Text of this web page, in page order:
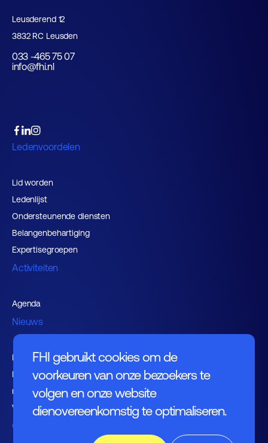
FHI gebruikt cookies om de
voorkeuren van onze bezoekers te
volgen en onze website
dienovereenkomstig te optimaliseren.
Leusderend 12
3832 RC Leusden
033 -465 75 07
info@fhi.nl
Ledenvoordelen
Lid worden
Ledenlijst
Ondersteunende diensten
Belangenbehartiging
Expertisegroepen
Activiteiten
Agenda
Nieuws
Kennishub
Nieuwsbrieven FHI leden en
relaties
Vacaturebank
Over FHI